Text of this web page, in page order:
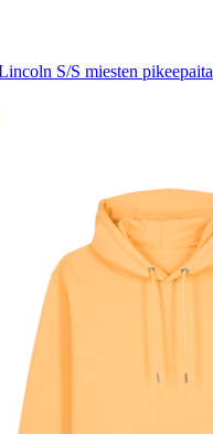
S/S miesten pikeepaita